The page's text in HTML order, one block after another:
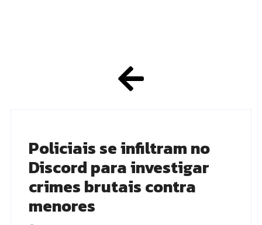
Policiais se infiltram no
Discord para investigar
crimes brutais contra
menores